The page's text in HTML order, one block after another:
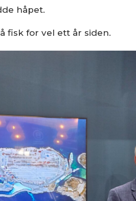
håpet.
fisk for vel ett år siden.